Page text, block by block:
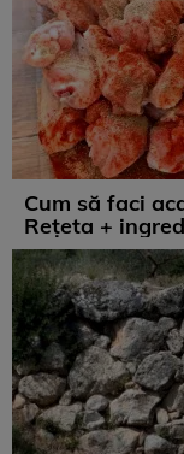
Cum să faci
Rețeta +